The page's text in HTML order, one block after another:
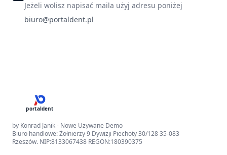
Jeżeli wolisz napisać maila użyj adresu poniżej
biuro@portaldent.pl
portaldent
by Konrad Janik - Nowe Uzywane Demo
Biuro handlowe: Żołnierzy 9 Dywizji Piechoty 30/128 35-083
Rzeszów. NIP:8133067438 REGON:180390375